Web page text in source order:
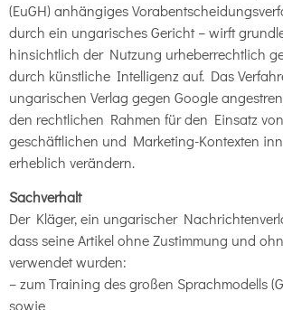
(EuGH) anhängiges
durch ein ungarisches Gericht – wirft
hinsichtlich der Nutzung urheberrechtlich
durch künstliche Intelligenz auf. Das
ungarischen Verlag gegen Google
den rechtlichen Rahmen für den Einsatz
geschäftlichen und Marketing-Kontexten
erheblich verändern.
Sachverhalt
Der Kläger, ein ungarischer
dass seine Artikel ohne Zustimmung und
verwendet wurden:
– zum Training des großen Sprachmodells
sowie